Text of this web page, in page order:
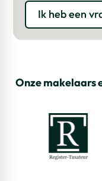
naar de actuele
ons opnemen via
mail naar
Ik heb een
Onze makelaars